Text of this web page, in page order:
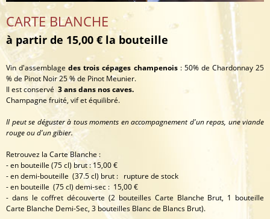
CARTE BLANCHE
à partir de 15,00 € la bouteille
Vin d'assemblagedes trois cépages champenois : 50% de Chardonnay 25
% de Pinot Noir 25 % de Pinot Meunier.
Il est conservé 3 ans dans nos caves.
Champagne fruité, vif et équilibré.
Il peut se déguster à tous moments en accompagnement d'un repas, une viande
rouge ou d'un gibier.
Retrouvez la Carte Blanche :
- en bouteille (75 cl) brut : 15,00 €
- en demi-bouteille (37.5 cl) brut : rupture de stock
- en bouteille (75 cl) demi-sec : 15,00 €
- dans le coffret découverte (2 bouteilles Carte Blanche Brut, 1 bouteille
Carte Blanche Demi-Sec, 3 bouteilles Blanc de Blancs Brut).